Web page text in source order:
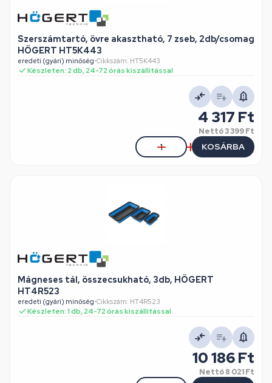
Szerszámtartó, övre akasztható, 7 zseb, 2db/csomag
HÖGERT HT5K443
eredeti (gyári) minőség•Cikkszám: HT5K443
Készleten: 2 db, 24-72 órás kiszállítással
4 317 Ft
Nettó3 399 Ft
KOSÁRBA
Mágneses tál, összecsukható, 3db, HÖGERT
HT4R523
eredeti (gyári) minőség•Cikkszám: HT4R523
Készleten: 1 db, 24-72 órás kiszállítással
10 186 Ft
Nettó8 021 Ft